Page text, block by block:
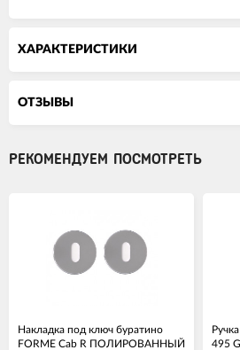
ХАРАКТЕРИСТИКИ
ОТЗЫВЫ
РЕКОМЕНДУЕМ ПОСМОТРЕТЬ
Накладка под ключ буратино
FORME Cab R ПОЛИРОВАННЫЙ
495